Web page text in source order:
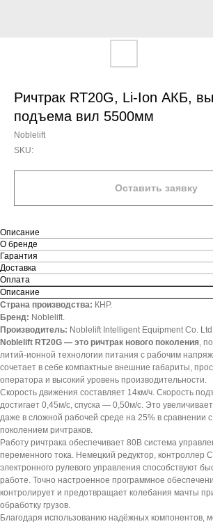
Ричтрак RT20G, Li-Ion АКБ,
подъема вил 5500мм
Noblelift
SKU:
Оставить заявку
Описание
О бренде
Гарантия
Доставка
Оплата
Описание
Страна производства: КНР.
Бренд: Noblelift.
Производитель: Noblelift Intelligent Equipment Co.
Noblelift RT20G — это ричтрак нового поколения,
литий-ионной технологии питания с рабочим
сочетает в себе компактные внешние габариты,
оператора и высокий уровень производительности.
Скорость движения составляет 14км/ч. Скорость
достигает 0,45м/с, спуска — 0,50м/с. Это
даже в сложной рабочей среде на 25% в сравнении
поколением ричтраков.
Работу ричтрака обеспечивает 80В система
переменного тока. Немецкий редуктор, контроллер
электронного рулевого управления способствуют
работе. Точно настроенное программное
контролирует и предотвращает колебания мачты
обработку грузов.
Благодаря использованию надёжных компонентов,